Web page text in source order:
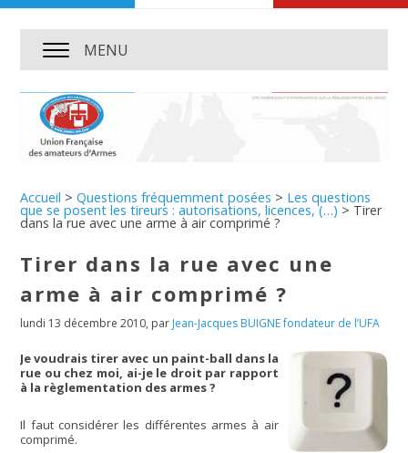
MENU
Accueil >Questions fréquemment posées > Les questions
que se posent les tireurs : autorisations, licences, (…) > Tirer
dans la rue avec une arme à air comprimé ?
Tirer dans la rue avec une
arme à air comprimé ?
lundi 13 décembre 2010, par Jean-Jacques BUIGNE fondateur de l’UFA
Je voudrais tirer avec un paint-ball dans la
rue ou chez moi, ai-je le droit par rapport
à la règlementation des armes ?
Il faut considérer les différentes armes à air
comprimé.